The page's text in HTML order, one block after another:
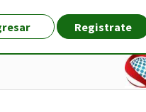
Registrate